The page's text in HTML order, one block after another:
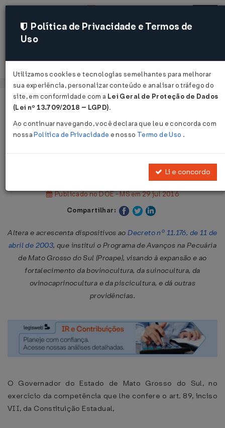
Acessar
Página Inicial
Legislações
Decreto Nº 14526 DE 28/07/2016
Publicado no DOE - MS em 29 jul 2016
Compartilhar:
Altera e acrescenta dispositivos aoDecreto nº 11.176, de 11 de
abril de 2003, que institui o Programa de Avanços na Pecuária
de Mato Grosso do Sul (Proape), visando à expansão e ao
fortalecimento da bovinocultura, da suinocultura, da
ovinocaprinocultura e da piscicultura, e dá outras
providências.
O Governador do Estado de Mato Grosso do Sul, no
exercício da competência que lhe confere o art. 89, inciso
VII, da Constituição Estadual,
Política de Privacidade e Termos de
Uso
Utilizamos cookies e tecnologias semelhantes para melhorar
sua experiência, personalizar conteúdo e analisar o tráfego do
site, em conformidade com a Lei Geral de Proteção de Dados
(Lei nº 13.709/2018 – LGPD).
Ao continuar navegando, você declara que leu e concorda com
nossaPolítica de Privacidade e nosso Termo de Uso .
Li e concordo